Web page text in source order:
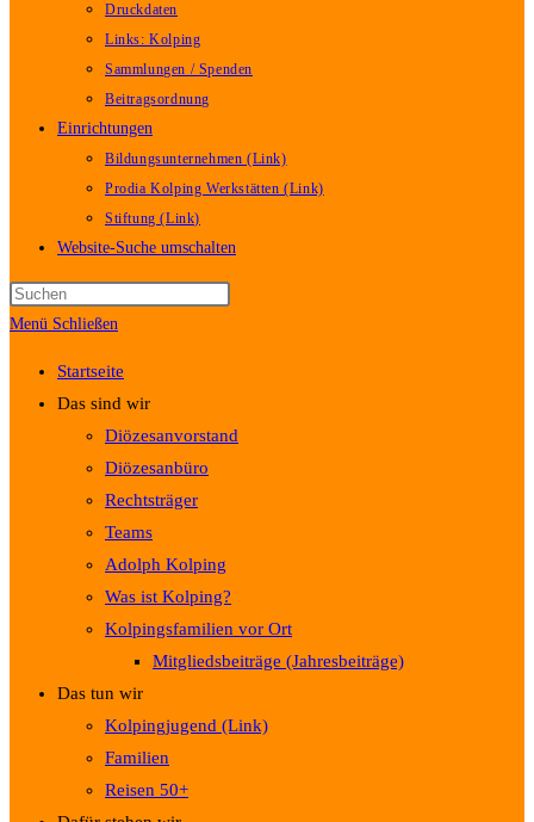
Druckdaten
Links: Kolping
Sammlungen / Spenden
Beitragsordnung
Einrichtungen
Bildungsunternehmen (Link)
Prodia Kolping Werkstätten (Link)
Stiftung (Link)
Website-Suche umschalten
Menü Schließen
Startseite
Das sind wir
Diözesanvorstand
Diözesanbüro
Rechtsträger
Teams
Adolph Kolping
Was ist Kolping?
Kolpingsfamilien vor Ort
Mitgliedsbeiträge (Jahresbeiträge)
Das tun wir
Kolpingjugend (Link)
Familien
Reisen 50+